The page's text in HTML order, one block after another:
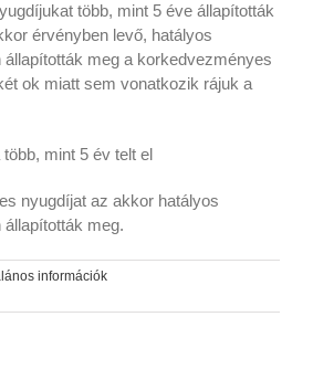
több, mint 5 éve állapították
érvényben levő, hatályos
állapították meg a korkedvezményes
ok miatt sem vonatkozik rájuk a
mint 5 év telt el
nyugdíjat az akkor hatályos
állapították meg.
információk